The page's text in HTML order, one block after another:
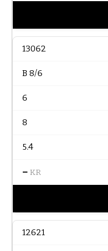
13062
B 8/6
6
8
5.4
– KR
12621